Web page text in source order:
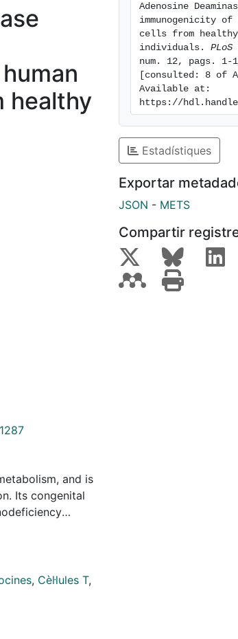
healthy
and is
Its congenital
on dendritic
and
on the actions
questions
effects of
, Cèl·lules T,
Adenosine
immunogenicity of
cells from
individuals. PLoS
num. 12, pags. 1-
[consulted: 8 of
Available at:
https://
Estadístiques
Exportar
JSON - METS
Compartir